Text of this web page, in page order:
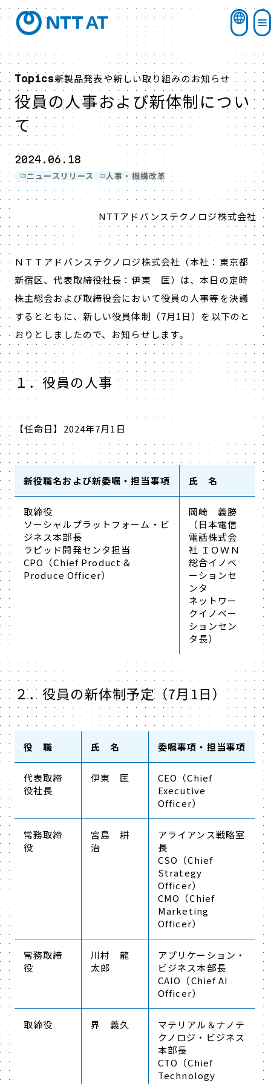
Topics新製品発表や新しい取り組みのお知らせ
役員の人事および新体制につい
て
2024.06.18
ニュースリリース
人事・機構改革
NTTアドバンステクノロジ株式会社
ＮＴＴアドバンステクノロジ株式会社（本社：東京都
新宿区、代表取締役社長：伊東 匡）は、本日の定時
株主総会および取締役会において役員の人事等を決議
するとともに、新しい役員体制（7月1日）を以下のと
おりとしましたので、お知らせします。
１．役員の人事
【任命日】2024年7月1日
新役職名および新委嘱・担当事項 氏 名
取締役
ソーシャルプラットフォーム・ビ
ジネス本部長
ラピッド開発センタ担当
CPO（Chief Product &
Produce Officer）
岡崎 義勝
（日本電信
電話株式会
社 ＩＯＷＮ
総合イノベ
ーションセ
ンタ
ネットワー
クイノベー
ションセン
タ長）
２．役員の新体制予定（7月1日）
役 職 氏 名 委嘱事項・担当事項
代表取締
役社長
伊東 匡
CEO（Chief
Executive
Officer）
常務取締
役
宮島 耕
治
アライアンス戦略室
長
CSO（Chief
Strategy
Officer）
CMO（Chief
Marketing
Officer）
常務取締
役
川村 龍
太郎
アプリケーション・
ビジネス本部長
CAIO（Chief AI
Officer）
取締役 界 義久
マテリアル＆ナノテ
クノロジ・ビジネス
本部長
CTO（Chief
Technology